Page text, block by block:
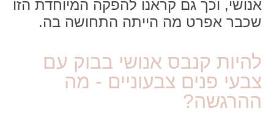
אנושי, וכך גם קראנו להפקה המיוחדת הזו
שכבר אפרט מה הייתה התחושה בה.
להיות קנבס אנושי בבוק עם
צבעי פנים צבעוניים - מה
ההרגשה?